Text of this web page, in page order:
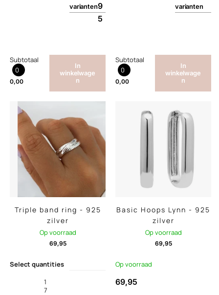
varianten
Subtotaal
0
0,00
In
winkelwage
n
9
5
varianten
Subtotaal
0
0,00
In
winkelwage
n
Triple band ring - 925
zilver
Op voorraad
69,95
Select quantities
1
7
Basic Hoops Lynn - 925
zilver
Op voorraad
69,95
Op voorraad
69,95